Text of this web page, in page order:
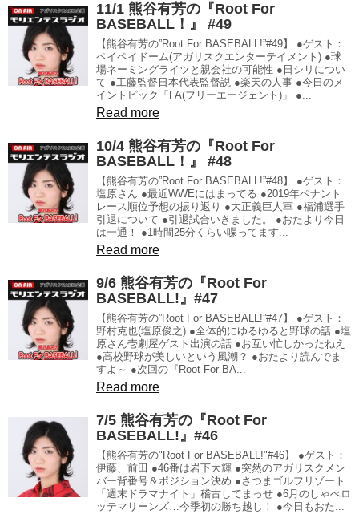
11/1 熊谷有芳の『Root For
BASEBALL！』 #49
【熊谷有芳の”Root For BASEBALL!”#49】 ●ゲスト：
ペイペイドーム(アガリスクエンターテイメント) ●球
場ネーミングライツと親会社の可能性 ●日シリについ
て ●工藤監督日本代表監督説 ●楽天の人事 ●今日のメ
イントピック「FA(フリーエージェント)」 ●...
Read more
10/4 熊谷有芳の『Root For
BASEBALL！』 #48
【熊谷有芳の”Root For BASEBALL!”#48】 ●ゲスト：
塩原さん ●最近WWEにはまってる ●2019年ペナント
レース順位予想の振り返り ●大正義巨人軍 ●福浦選手
引退について ●引退試合いきました。 ●おたより今日
は一通！ ●1時間25分くらい喋ってます...
Read more
9/6 熊谷有芳の『Root For
BASEBALL!』#47
【熊谷有芳の”Root For BASEBALL!”#47】 ●ゲスト：
野村克也(塩原俊之) ●全体的にゆるゆると野球の話 ●塩
原さん壱劇屋ゲスト出演の話 ●お互い忙しかったねえ
●高校野球が美しいという風潮？ ●おたより読んでま
すよ～ ●次回の『Root For BA...
Read more
7/5 熊谷有芳の『Root For
BASEBALL!』#46
【熊谷有芳の"Root For BASEBALL!"#46】 ●ゲスト：
伊藤、前田 ●46番は岩下大輝 ●突然のアガリスクメン
バー背番号＆ポジション決め ●さつまゴルフリゾート
「週末ドラマナイト」稽古してまっせ ●6月のしゃべロ
ッテマリーンズ…今季初の勝ち越し！ ●今日もおた...